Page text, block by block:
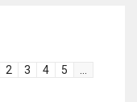
2 3 4 5